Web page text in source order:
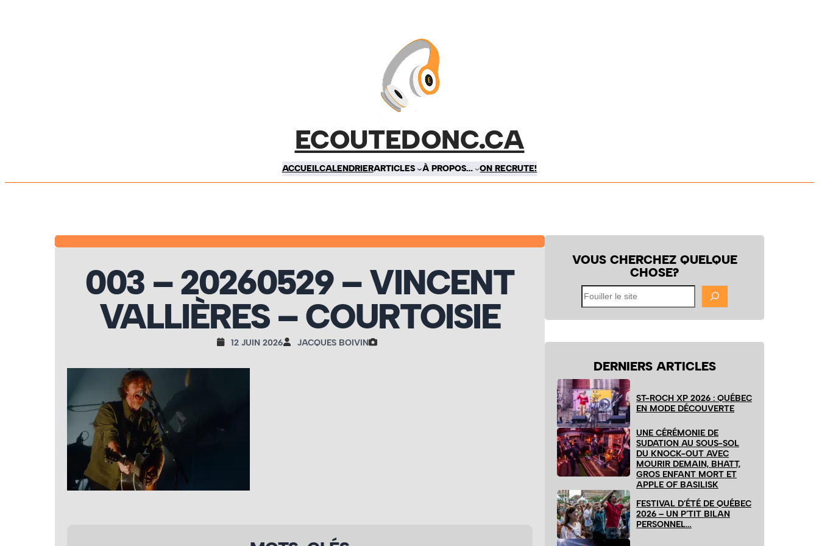
ECOUTEDONC.CA
ACCUEILCALENDRIERARTICLES À PROPOS… ON RECRUTE!
003 – 20260529 – VINCENT
VALLIÈRES – COURTOISIE
12 JUIN 2026 JACQUES BOIVIN
VOUS CHERCHEZ QUELQUE
CHOSE?
Fouiller
le
site
DERNIERS ARTICLES
ST-ROCH XP 2026 : QUÉBEC
EN MODE DÉCOUVERTE
UNE CÉRÉMONIE DE
SUDATION AU SOUS-SOL
DU KNOCK-OUT AVEC
MOURIR DEMAIN, BHATT,
GROS ENFANT MORT ET
APPLE OF BASILISK
FESTIVAL D’ÉTÉ DE QUÉBEC
2026 – UN P’TIT BILAN
PERSONNEL…